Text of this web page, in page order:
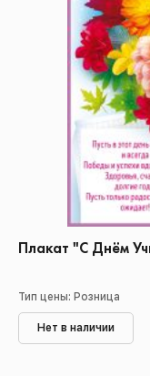
Плакат "С Днём
Тип цены: Розница
Нет в наличии